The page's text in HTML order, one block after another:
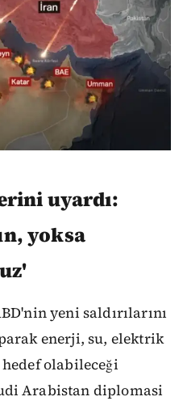
uyardı:
yoksa
yeni saldırılarını
enerji, su, elektrik
hedef olabileceği
Arabistan diplomasi